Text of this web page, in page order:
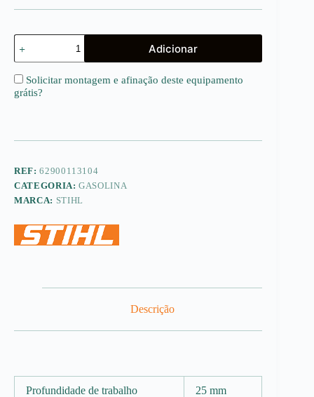
Quantidade
de
RL
540
Adicionar
Solicitar montagem e afinação deste equipamento
grátis?
REF:62900113104
CATEGORIA:GASOLINA
MARCA: STIHL
Descrição
Profundidade de trabalho 25 mm